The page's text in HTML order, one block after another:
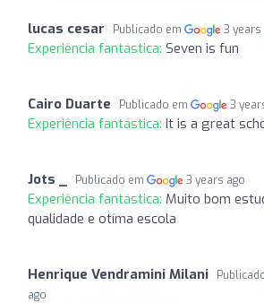
lucas cesar Publicado em 3 years
Experiência fantástica: Seven is fun
Cairo Duarte Publicado em 3
Experiência fantástica: It is a great
Jots _ Publicado em 3 years ago
Experiência fantástica: Muito bom
qualidade e otíma escola
Henrique Vendramini Milani
ago